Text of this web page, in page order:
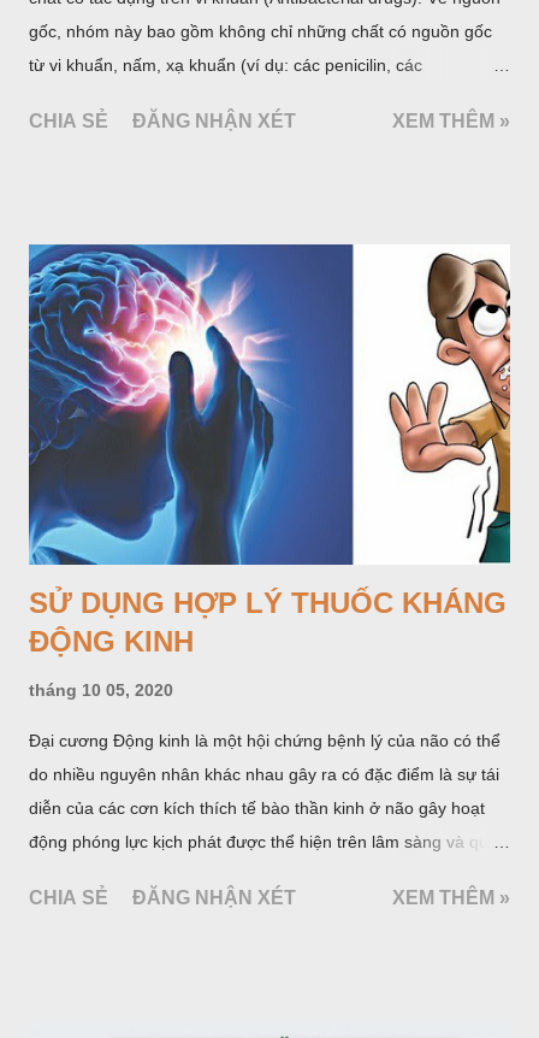
trị nhiễm khuẩn trong khi số kháng sinh mới được đưa thêm
vào thị trường rất ít. Cách tốt nhất để giảm tỷ lệ kháng kháng
sinh là tuân thủ các nguyên tắc sử dụng kháng sinh hợp lý.
SỬ DỤNG HỢP LÝ THUỐC KHÁNG
ĐỘNG KINH
tháng 10 05, 2020
Đại cương Động kinh là một hội chứng bệnh lý của não có thể
do nhiều nguyên nhân khác nhau gây ra có đặc điểm là sự tái
diễn của các cơn kích thích tế bào thần kinh ở não gây hoạt
động phóng lực kịch phát được thể hiện trên lâm sàng và qua
một số xét nghiệm cận lâm sàng đặc hiệu. Khoảng 1% dân số
thế giới mắc động kinh. Hàng năm ước có 20 - 25 trường hợp
mới phát hiện trên 100 000 người và số người bệnh có ít nhất
một cơn động kinh trong cuộc đời là 5%. Tài liệu của Tổ chức
Y tế thế giới (WHO) và Liên hội quốc tế chống động kinh
(ILAE) cho biết hiện ước tính có 50 triệu người bệnh động kinh
các nước phát triển tỷ lệ mới phát hiện hàng năm là 24 - 53 đối
với 100 000 người, còn ở các nước đang phát triển là 49,3 -
CHIA SẺ ĐĂNG NHẬN XÉT XEM THÊM »